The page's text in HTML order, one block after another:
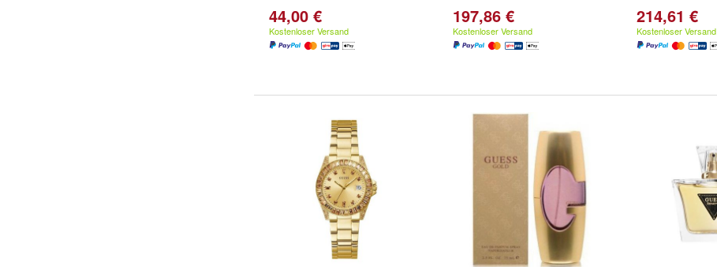
44,00 €
Kostenloser Versand
197,86 €
Kostenloser Versand
214,61 €
Kostenloser Versand